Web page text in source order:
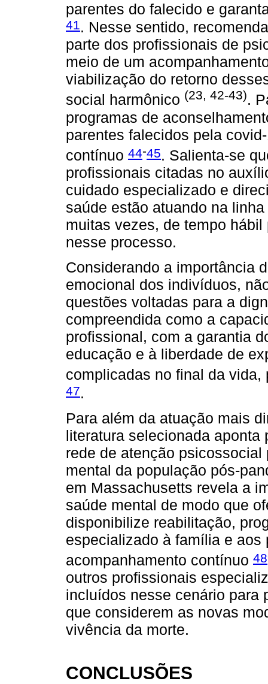
parentes do falecido e
41. Nesse sentido,
parte dos profissionais de
meio de um
viabilização do retorno
social harmônico (23, 42-43).
programas de
parentes falecidos pela
contínuo 44-45. Salienta-se
profissionais citadas no
cuidado especializado e
saúde estão atuando na
muitas vezes, de tempo
nesse processo.
Considerando a importância
emocional dos indivíduos,
questões voltadas para a
compreendida como a
profissional, com a garantia
educação e à liberdade de
complicadas no final da
47.
Para além da atuação mais
literatura selecionada
rede de atenção
mental da população pós-
em Massachusetts revela a
saúde mental de modo que
disponibilize reabilitação,
especializado à família e aos
acompanhamento contínuo 48
outros profissionais
incluídos nesse cenário para
que considerem as novas
vivência da morte.
CONCLUSÕES